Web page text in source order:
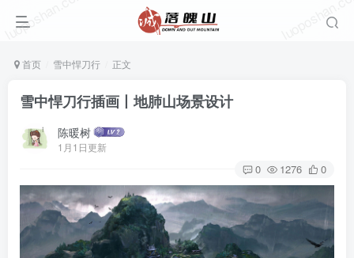
首页 雪中悍刀行 正文
雪中悍刀行插画丨地肺山场景设计
陈暖树
1月1日更新
0 1276 0
luoposhan.com